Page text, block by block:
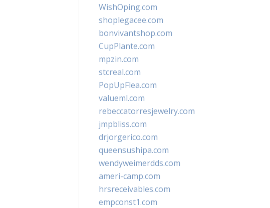
WishOping.com
shoplegacee.com
bonvivantshop.com
CupPlante.com
mpzin.com
stcreal.com
PopUpFlea.com
valueml.com
rebeccatorresjewelry.com
jmpbliss.com
drjorgerico.com
queensushipa.com
wendyweimerdds.com
ameri-camp.com
hrsreceivables.com
empconst1.com